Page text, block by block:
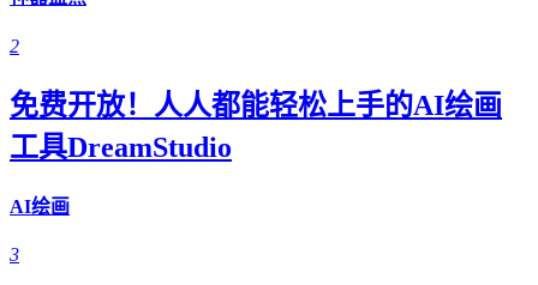
2
免费开放！人人都能轻松上手的AI绘画
工具DreamStudio
AI绘画
3